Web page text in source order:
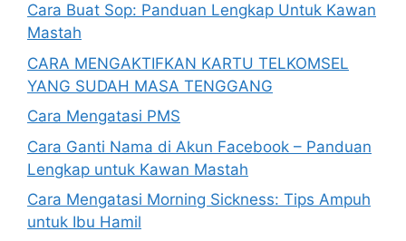
Cara Buat Sop: Panduan Lengkap Untuk Kawan
Mastah
CARA MENGAKTIFKAN KARTU TELKOMSEL
YANG SUDAH MASA TENGGANG
Cara Mengatasi PMS
Cara Ganti Nama di Akun Facebook – Panduan
Lengkap untuk Kawan Mastah
Cara Mengatasi Morning Sickness: Tips Ampuh
untuk Ibu Hamil